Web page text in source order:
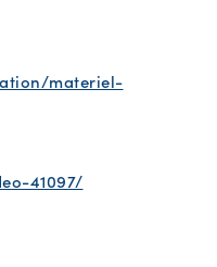
materiel-
41097/